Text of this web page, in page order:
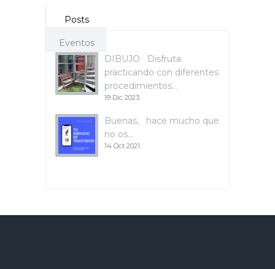
Posts
Eventos
DIBUJO Disfruta
practicando con diferentes
procedimientos…
19 Dic 2023
Buenas, hace mucho que
no os…
14 Oct 2021